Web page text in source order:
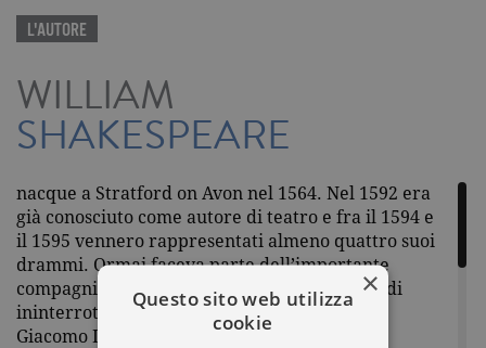
L'AUTORE
WILLIAM
SHAKESPEARE
nacque a Stratford on Avon nel 1564. Nel 1592 era
già conosciuto come autore di teatro e fra il 1594 e
il 1595 vennero rappresentati almeno quattro suoi
drammi. Ormai faceva parte dell’importante
compagnia del Lord Ciambellano, che godrà di
ininterrotto favore a Corte, prendendo sotto
Giacomo I il nome di
King’s Men
×
Questo sito web utilizza
cookie